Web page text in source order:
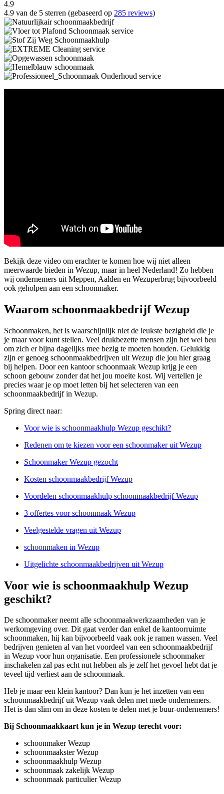
4.9
4.9 van de 5 sterren (gebaseerd op 285 reviews)
Bekijk deze video om erachter te komen hoe wij niet alleen
meerwaarde bieden in Wezup, maar in heel Nederland! Zo hebben
wij ondernemers uit Meppen, Aalden en Wezuperbrug bijvoorbeeld
ook geholpen aan een schoonmaker.
Waarom schoonmaakbedrijf Wezup
Schoonmaken, het is waarschijnlijk niet de leukste bezigheid die je
je maar voor kunt stellen. Veel drukbezette mensen zijn het wel beu
om zich er bijna dagelijks mee bezig te moeten houden. Gelukkig
zijn er genoeg schoonmaakbedrijven uit Wezup die jou hier graag
bij helpen. Door een kantoor schoonmaak Wezup krijg je een
schoon gebouw zonder dat het jou moeite kost. Wij vertellen je
precies waar je op moet letten bij het selecteren van een
schoonmaakbedrijf in Wezup.
Spring direct naar:
Voor wie is schoonmaakhulp Wezup geschikt?
Redenen om te kiezen voor een schoonmaker uit Wezup
Schoonmaker Wezup gezocht
Kosten schoonmaakbedrijf Wezup
Voordelen schoonmaakhulp schoonmaakbedrijf Wezup
3 offertes voor schoonmaak Wezup
Veelgestelde vragen uit Wezup
schoonmaken in Wezup
Uitgelichte schoonmaakbedrijven uit Wezup
Voor wie is schoonmaakhulp Wezup
geschikt?
De schoonmaker neemt alle schoonmaakwerkzaamheden van je
werkomgeving over. Dit gaat verder dan enkel de kantoorruimte
schoonmaken, hij kan bijvoorbeeld vaak ook je ramen wassen. Veel
bedrijven genieten al van het voordeel van een schoonmaakbedrijf
in Wezup voor hun organisatie. Een professionele schoonmaker
inschakelen zal pas echt nut hebben als je zelf het gevoel hebt dat je
teveel tijd verliest aan de schoonmaak.
Heb je maar een klein kantoor? Dan kun je het inzetten van een
schoonmaakbedrijf uit Wezup vaak delen met mede ondernemers.
Het is dan slim om in deze kosten te delen met je buur-ondernemers!
Bij Schoonmaakkaart kun je in Wezup terecht voor:
schoonmaker Wezup
schoonmaakster Wezup
schoonmaakhulp Wezup
schoonmaak zakelijk Wezup
schoonmaak particulier Wezup